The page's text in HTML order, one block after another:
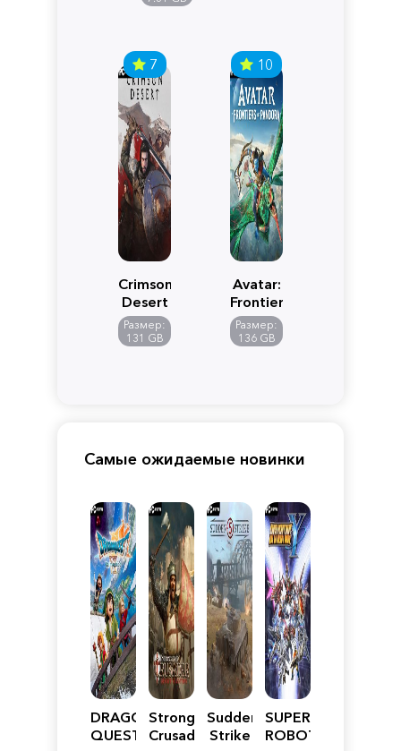
7
Crimson
Desert
Размер:
131 GB
10
Avatar:
Frontiers
of
Pandora
Размер:
136 GB
Самые ожидаемые новинки
DRAGON
QUEST
Stronghold
Crusader:
Sudden
Strike
SUPER
ROBOT